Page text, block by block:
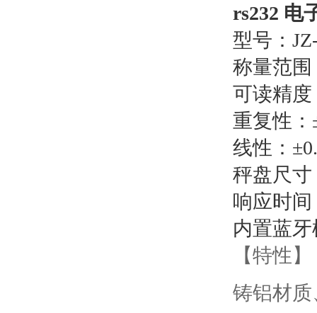
rs232 电
型号：
称量范围
可读精度
重复性：
线性：
秤盘尺寸
响应时间
内置蓝
【特性】
铸铝材